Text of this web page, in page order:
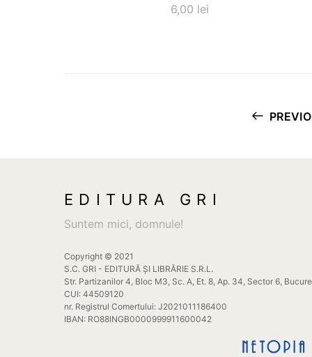
6,00 lei
EDITURA GRI
Suntem mici, domnule!
Copyright © 2021
S.C. GRI - EDITURĂ ȘI LIBRĂRIE S.R.L.
Str. Partizanilor 4, Bloc M3, Sc. A, Et. 8, Ap. 34, Sector 6,
CUI: 44509120
nr. Registrul Comertului: J2021011186400
IBAN: RO88INGB0000999911600042